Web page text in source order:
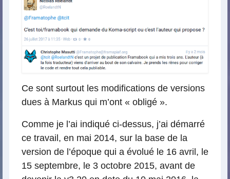
Ce sont surtout les modifications de versions
dues à Markus qui m’ont « obligé ».
Comme je l’ai indiqué ci-dessus, j’ai démarré
ce travail, en mai 2014, sur la base de la
version de l’époque qui a évolué le 16 avril, le
15 septembre, le 3 octobre 2015, avant de